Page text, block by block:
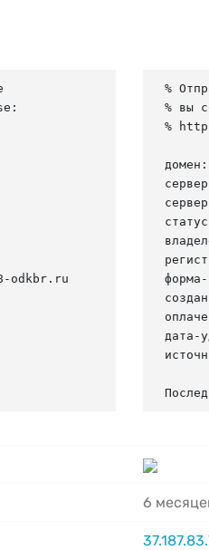
odkbr.ru
%
% вы
%
дата-
6